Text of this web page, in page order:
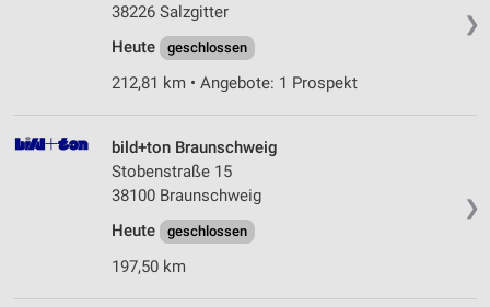
❯
38226 Salzgitter
Heute
geschlossen
212,81 km • Angebote: 1 Prospekt
❯
bild+ton Braunschweig
Stobenstraße 15
38100 Braunschweig
Heute
geschlossen
197,50 km